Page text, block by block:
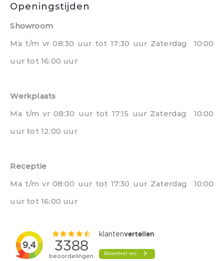
Openingstijden
Showroom
Ma t/m vr 08:30 uur tot 17:30 uur Zaterdag 10:00
uur tot 16:00 uur
Werkplaats
Ma t/m vr 08:30 uur tot 17:15 uur Zaterdag 10:00
uur tot 12:00 uur
Receptie
Ma t/m vr 08:00 uur tot 17:30 uur Zaterdag 10:00
uur tot 16:00 uur